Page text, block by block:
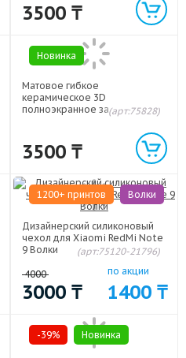
3500 ₸
Новинка
Матовое гибкое
керамическое 3D
полноэкранное защитное
(арт:75828)
3500 ₸
1200+ принтов Волки
Дизайнерский силиконовый
чехол для Xiaomi RedMi Note
9 Волки
(арт:75120-21796)
4000
3000 ₸
по акции
1400 ₸
-39% Новинка